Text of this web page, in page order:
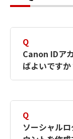
Q
Canon IDア
ばよいですか
す。詳し
Q
ソーシャル